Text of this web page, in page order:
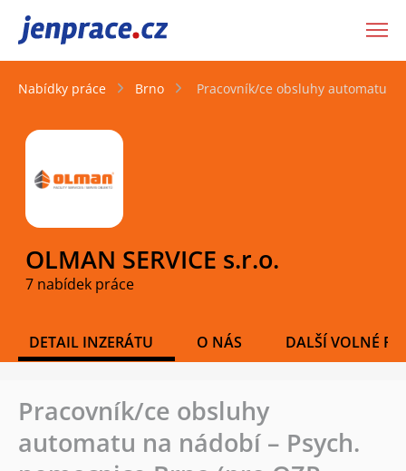
JenPráce.cz
Nabídky práce Brno Pracovník/ce obsluhy automatu
OLMAN SERVICE s.r.o.
7 nabídek práce
DETAIL INZERÁTU O NÁS DALŠÍ VOLNÉ
Pracovník/ce obsluhy
automatu na nádobí – Psych.